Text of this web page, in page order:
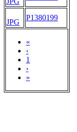
«
‹
1
›
»
JPG
P1380199